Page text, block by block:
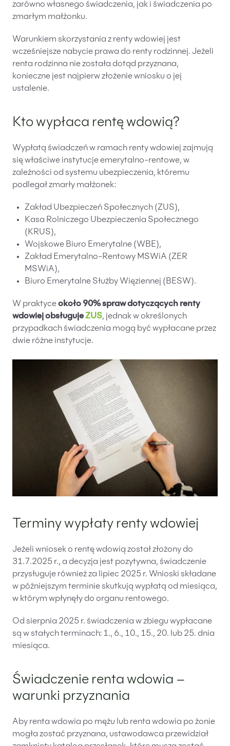
zarówno własnego świadczenia, jak i świadczenia po
zmarłym małżonku.
Warunkiem skorzystania z renty wdowiej jest
wcześniejsze nabycie prawa do renty rodzinnej. Jeżeli
renta rodzinna nie została dotąd przyznana,
konieczne jest najpierw złożenie wniosku o jej
ustalenie.
Kto wypłaca rentę wdowią?
Wypłatą świadczeń w ramach renty wdowiej zajmują
się właściwe instytucje emerytalno-rentowe, w
zależności od systemu ubezpieczenia, któremu
podlegał zmarły małżonek:
Zakład Ubezpieczeń Społecznych (ZUS),
Kasa Rolniczego Ubezpieczenia Społecznego
(KRUS),
Wojskowe Biuro Emerytalne (WBE),
Zakład Emerytalno-Rentowy MSWiA (ZER
MSWiA),
Biuro Emerytalne Służby Więziennej (BESW).
W praktyceokoło 90% spraw dotyczących renty
wdowiej obsługujeZUS, jednak w określonych
przypadkach świadczenia mogą być wypłacane przez
dwie różne instytucje.
Terminy wypłaty renty wdowiej
Jeżeli wniosek o rentę wdowią został złożony do
31.7.2025 r., a decyzja jest pozytywna, świadczenie
przysługuje również za lipiec 2025 r. Wnioski składane
w późniejszym terminie skutkują wypłatą od miesiąca,
w którym wpłynęły do organu rentowego.
Od sierpnia 2025 r. świadczenia w zbiegu wypłacane
są w stałych terminach: 1., 6., 10., 15., 20. lub 25. dnia
miesiąca.
Świadczenie renta wdowia –
warunki przyznania
Aby renta wdowia po mężu lub renta wdowia po żonie
mogła zostać przyznana, ustawodawca przewidział